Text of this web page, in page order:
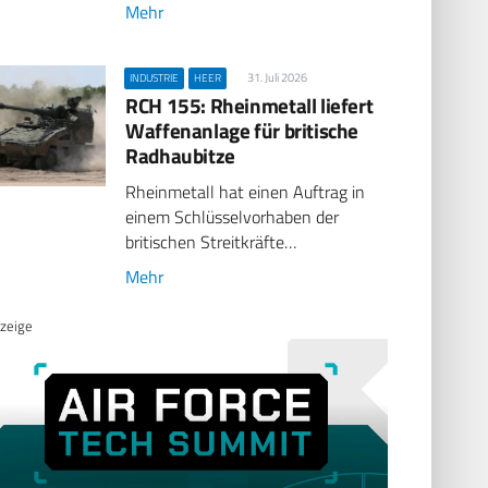
Mehr
INDUSTRIE HEER 31. Juli 2026
RCH 155: Rheinmetall liefert
Waffenanlage für britische
Radhaubitze
Rheinmetall hat einen Auftrag in
einem Schlüsselvorhaben der
britischen Streitkräfte…
Mehr